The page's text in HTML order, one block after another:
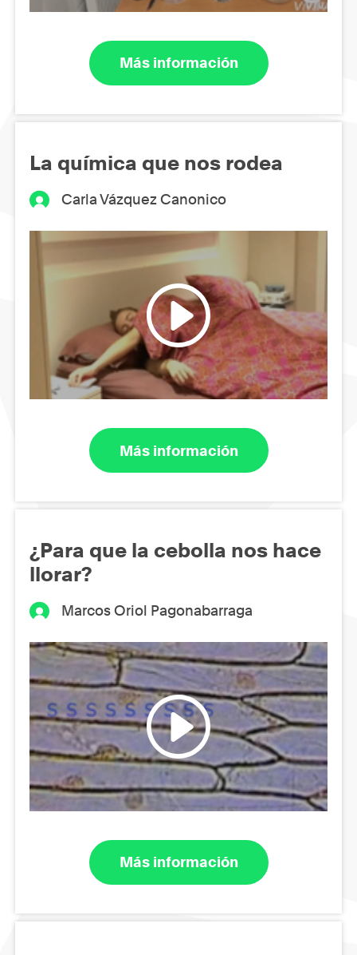
Más información
La química que nos rodea
Carla Vázquez Canonico
Más información
¿Para que la cebolla nos hace
llorar?
Marcos Oriol Pagonabarraga
Más información